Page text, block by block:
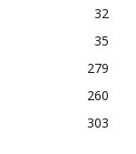
32
35
279
260
303